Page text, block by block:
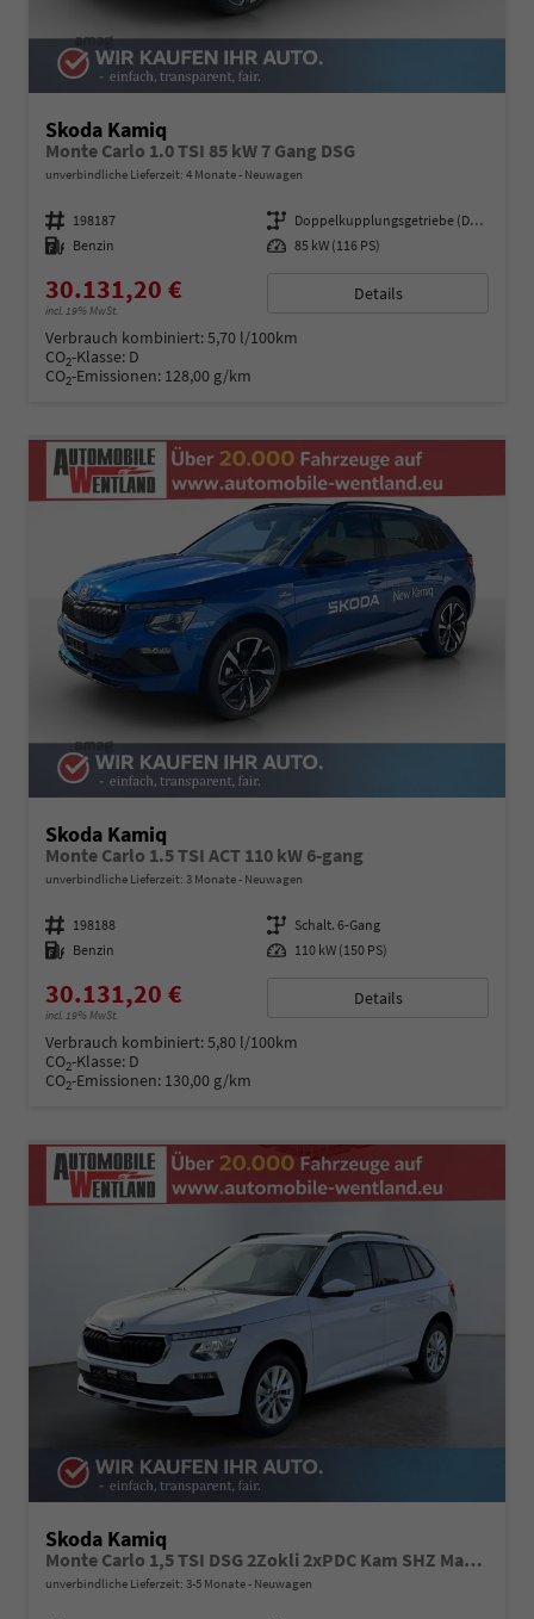
Skoda Kamiq
Monte Carlo 1.0 TSI 85 kW 7 Gang DSG
unverbindliche Lieferzeit: 4 Monate Neuwagen
Fahrzeugnummer 198187 Getriebe
Doppelkupplungsgetriebe (DSG)
Kraftstoff Benzin Leistung 85 kW (116 PS)
30.131,20 €
incl. 19% MwSt.
Details
Verbrauch kombiniert:5,70 l/100km
CO2-Klasse: D
CO2-Emissionen: 128,00 g/km
Skoda Kamiq
Monte Carlo 1.5 TSI ACT 110 kW 6-gang
unverbindliche Lieferzeit: 3 Monate Neuwagen
Fahrzeugnummer 198188 Getriebe Schalt. 6-Gang
Kraftstoff Benzin Leistung 110 kW (150 PS)
30.131,20 €
incl. 19% MwSt.
Details
Verbrauch kombiniert:5,80 l/100km
CO2-Klasse: D
CO2-Emissionen: 130,00 g/km
Skoda Kamiq
Monte Carlo 1,5 TSI DSG 2Zokli 2xPDC Kam SHZ Matrix 5JG
unverbindliche Lieferzeit: 3-5 Monate Neuwagen